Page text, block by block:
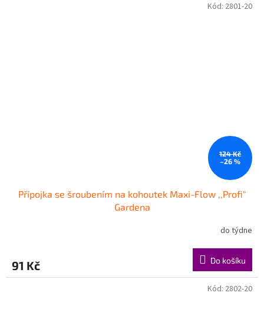
124 Kč
–26 %
Přípojka se šroubením na kohoutek Maxi-Flow ,,Profi"
Gardena
do týdne
91 Kč Do košíku
Kód: 2801-20
Kód: 2802-20